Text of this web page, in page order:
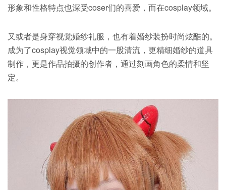
形象和性格特点也深受coser们的喜爱，而在cosplay领域。
又或者是身穿视觉婚纱礼服，也有着婚纱装扮时尚炫酷的。
成为了cosplay视觉领域中的一股清流，更精细婚纱的道具
制作，更是作品拍摄的创作者，通过刻画角色的柔情和坚
定。